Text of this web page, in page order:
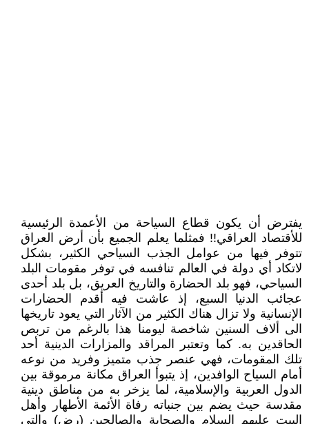
يفترض أن يكون قطاع السياحة من الأعمدة الرئيسية
للأقتصاد العراقي!! فمثلما يعلم الجميع بأن أرض العراق
تتوفر فيها من عوامل الجذب السياحي الكثير، بشكل
لاتكاد أي دولة في العالم تنافسه في توفر مقومات البلد
السياحي، فهو بلد الحضارة والتاريخ العريق، بل بلد أحدى
عجائب الدنيا السبع، إذ عاشت فيه أقدم الحضارات
الإنسانية ولا تزال هناك الكثير من الآثار التي يعود تاريخها
الى ألاف السنين شاخصة ليومنا هذا بالرغم من تربص
الحاقدين به. كما وتعتبر المراقد والمزارات الدينية أحد
تلك المقومات، فهي عنصر جذب متميز وفريد من نوعه
أمام السياح الوافدين، إذ يتبوأ العراق مكانة مرموقة بين
الدول العربية والإسلامية، لما يزخر به من مناطق دينية
مقدسة حيث يضم بين جنباته رفاة الأئمة الأطهار وأهل
البيت عليهم السلام والصحابة والصالحين (رض) والتي